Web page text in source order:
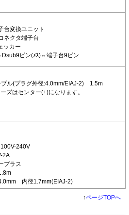
変換ユニット
ネクタ端子台
ッカー
ピン(ﾒｽ)⇔端子台9ピン
ブル(プラグ外径:4.0mm/EIAJ-2) 1.5m
ズはセンター(+)になります。
240V
2A
プラス
内径1.7mm(EIAJ-2)
↑ページTOPへ